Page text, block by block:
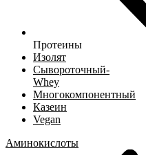
Протеины
Изолят
Сывороточный-
Whey
Многокомпонентный
Казеин
Vegan
Аминокислоты